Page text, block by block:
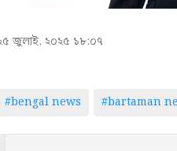
জুলাই, ২০২৫ ১৮:০৭
#bengal news #bartaman